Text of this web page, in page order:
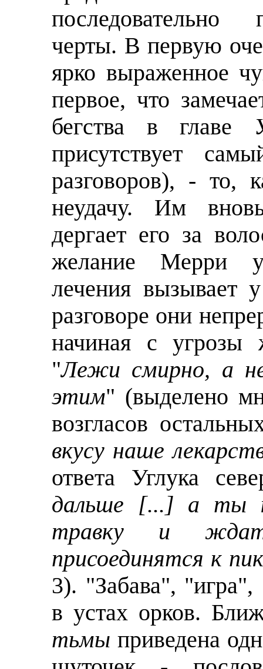
черты. В первую
ярко выраженное
первое, что
бегства в главе
присутствует
разговоров), - то,
неудачу. Им
дергает его за
желание Мерри
лечения вызывает
разговоре они
начиная с угрозы
"Лежи смирно, а
этим" (выделено
возгласов
вкусу наше
ответа Углука
дальше [...] а ты
травку и
присоединятся к
3). "Забава",
в устах орков.
тьмы приведена